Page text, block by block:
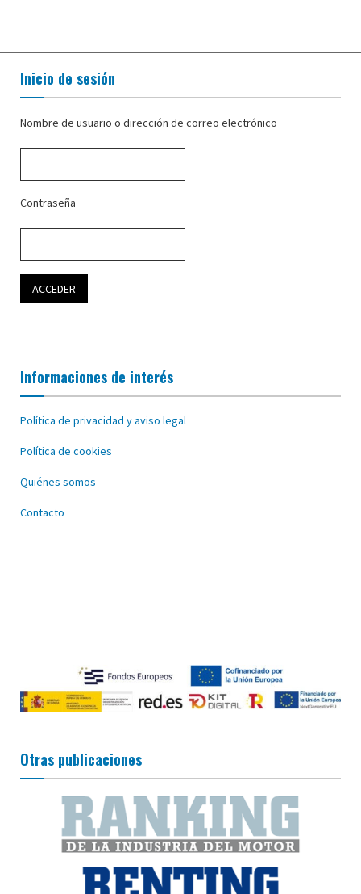
Inicio de sesión
Nombre de usuario o dirección de correo electrónico
Contraseña
Informaciones de interés
Política de privacidad y aviso legal
Política de cookies
Quiénes somos
Contacto
Otras publicaciones